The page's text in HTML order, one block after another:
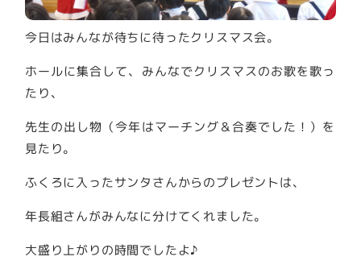
今日はみんなが待ちに待ったクリスマス会。
ホールに集合して、みんなでクリスマスのお歌を歌っ
たり、
先生の出し物（今年はマーチング＆合奏でした！）を
見たり。
ふくろに入ったサンタさんからのプレゼントは、
年長組さんがみんなに分けてくれました。
大盛り上がりの時間でしたよ♪